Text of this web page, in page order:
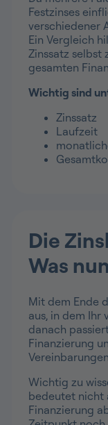
Festzinses
verschiedener
Ein Vergleich
Zinssatz selbst
gesamten
Wichtig sind
Zinssatz
Laufzeit
Die
Was
Mit dem Ende
aus, in dem Ihr
danach
Finanzierung
Wichtig zu
bedeutet nicht
Finanzierung